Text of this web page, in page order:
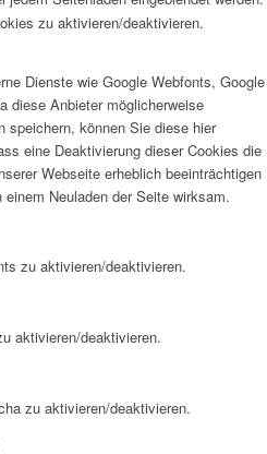
zu aktivieren/deaktivieren.
Dienste wie Google Webfonts, Google
diese Anbieter möglicherweise
speichern, können Sie diese hier
eine Deaktivierung dieser Cookies die
Webseite erheblich beeinträchtigen
Neuladen der Seite wirksam.
zu aktivieren/deaktivieren.
aktivieren/deaktivieren.
zu aktivieren/deaktivieren.